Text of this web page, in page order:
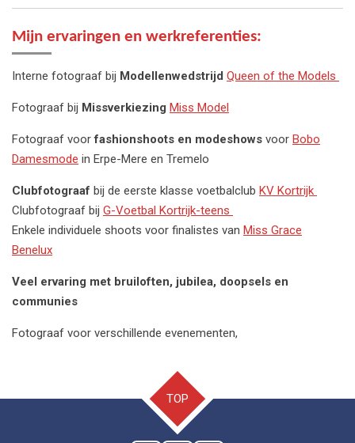
Mijn ervaringen en werkreferenties:
Interne fotograaf bij Modellenwedstrijd Queen of the Models
Fotograaf bij Missverkiezing Miss Model
Fotograaf voorfashionshoots en modeshows voor Bobo
Damesmode in Erpe-Mere en Tremelo
Clubfotograaf bij de eerste klasse voetbalclub KV Kortrijk
Clubfotograaf bij G-Voetbal Kortrijk-teens
Enkele individuele shoots voor finalistes van Miss Grace
Benelux
Veel ervaring met bruiloften, jubilea, doopsels en
communies
Fotograaf voor verschillende evenementen,
TOP